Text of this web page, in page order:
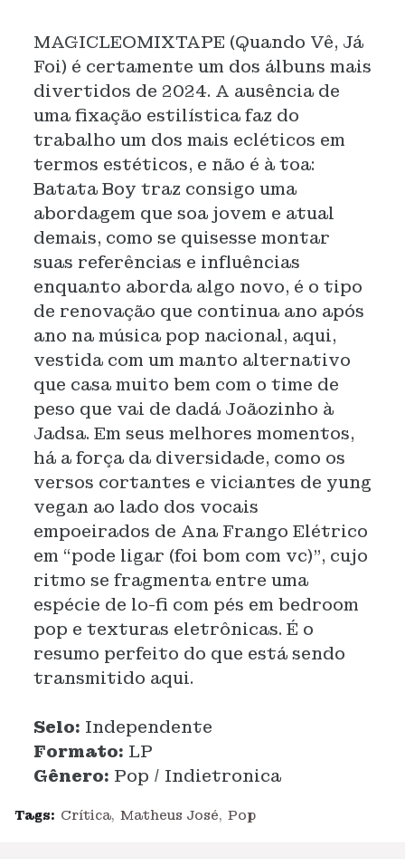
MAGICLEOMIXTAPE (Quando Vê, Já
Foi) é certamente um dos álbuns mais
divertidos de 2024. A ausência de
uma fixação estilística faz do
trabalho um dos mais ecléticos em
termos estéticos, e não é à toa:
Batata Boy traz consigo uma
abordagem que soa jovem e atual
demais, como se quisesse montar
suas referências e influências
enquanto aborda algo novo, é o tipo
de renovação que continua ano após
ano na música pop nacional, aqui,
vestida com um manto alternativo
que casa muito bem com o time de
peso que vai de dadá Joãozinho à
Jadsa. Em seus melhores momentos,
há a força da diversidade, como os
versos cortantes e viciantes de yung
vegan ao lado dos vocais
empoeirados de Ana Frango Elétrico
em “pode ligar (foi bom com vc)”, cujo
ritmo se fragmenta entre uma
espécie de lo-fi com pés em bedroom
pop e texturas eletrônicas. É o
resumo perfeito do que está sendo
transmitido aqui.
Selo: Independente
Formato: LP
Gênero: Pop / Indietronica
Tags: Crítica Matheus José Pop